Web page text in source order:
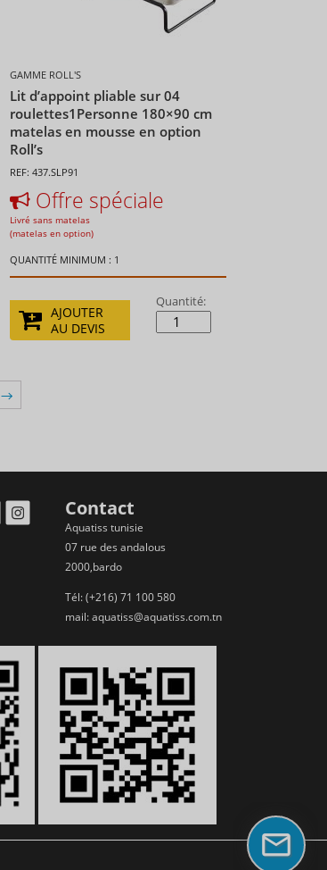
GAMME ROLL'S
Lit d’appoint pliable sur 04
roulettes1Personne 180×90 cm
matelas en mousse en option
Roll’s
REF: 437.SLP91
QUANTITÉ MINIMUM : 1
Offre spéciale
Livré sans matelas
(matelas en option)
Quantité:
AJOUTER
AU DEVIS
→
Contact
Aquatiss tunisie
07 rue des andalous
2000,bardo
Tél: (+216) 71 100 580
mail:aquatiss@aquatiss.com.tn